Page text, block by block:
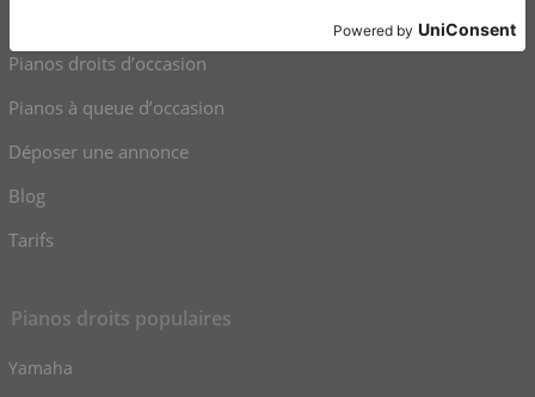
Pianos droits d’occasion
Pianos à queue d’occasion
Déposer une annonce
Blog
Tarifs
Pianos droits populaires
Yamaha